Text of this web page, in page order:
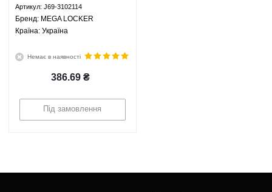
MEGA LOCKER
Артикул: J69-3102114
Брeнд: MEGA LOCKER
Країна: Україна
Немає в наявності
386.69 ₴
Під замовлення